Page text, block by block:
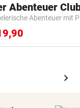
Abenteuer
Abenteuer mit
chevron_right